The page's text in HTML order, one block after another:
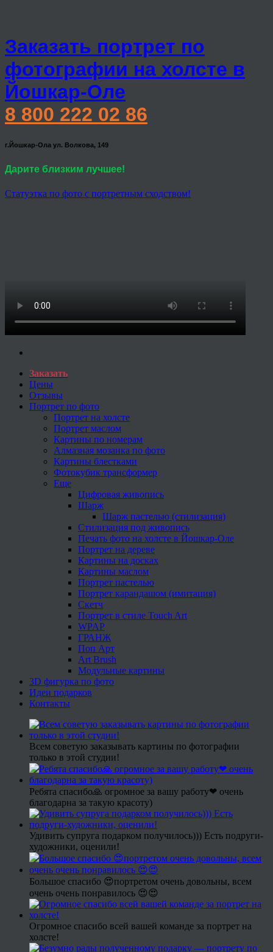
Заказать портрет по
фотографии на холсте в
Йошкар-Оле
8 800 222 02 86
г.Йошкар-Ола ул. Волкова, 149
Дарите близким лучшее!
Статуэтка по фото с портретным сходством!
Заказать
Цены
Отзывы
Портрет по фото
Портрет на холсте
Портрет маслом
Картины по номерам
Алмазная мозаика по фото
Картины блестками
Фотокубик трансформер
Еще
Цифровая живопись
Шарж
Шарж пастелью (стилизация)
Стилизация под живопись
Печать фото на холсте в Йошкар-Оле
Портрет на дереве
Картины на досках
Картины маслом
Портрет пастелью
Портрет карандашом (имитация)
Скетч
Портрет в стиле Touch Art
WPAP
ГРАНЖ
Поп Арт
Art Brush
Модульные картины
3D фигурка по фото
Идеи подарков
Контакты
Всем советую заказывать картины по фотографии
только в этой студии!
Ребята спасибо🙏 огромное за вашу работу❤ очень
благодарна за такую красоту)
Удивить супруга подарком получилось))) Есть подруги-
художники, оценили!
Большое спасибо 😍портретом очень довольны, всем
очень очень понравилось 😍😍
Огромное спасибо всей вашей команде за портрет на
холсте!